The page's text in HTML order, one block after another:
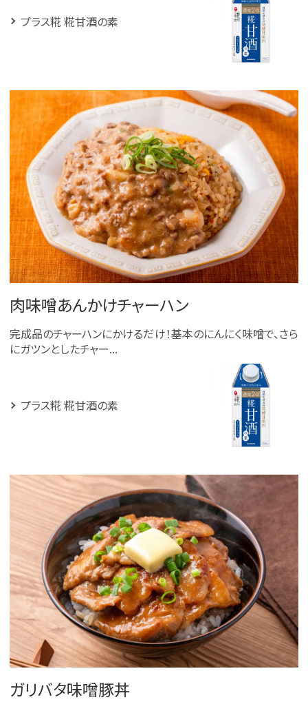
プラス糀 糀甘酒の素
肉味噌あんかけチャーハン
完成品のチャーハンにかけるだけ！基本のにんにく味噌で、さら
にガツンとしたチャー...
プラス糀 糀甘酒の素
ガリバタ味噌豚丼